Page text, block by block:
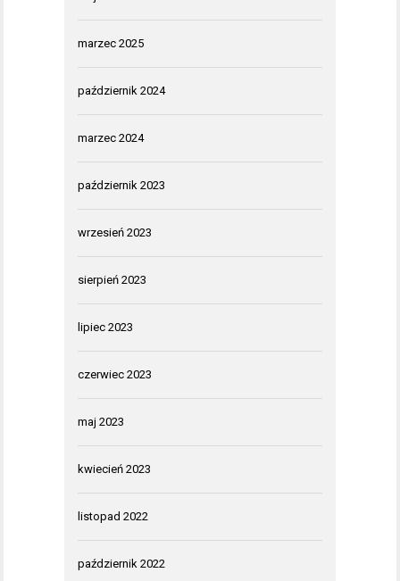
marzec 2025
październik 2024
marzec 2024
październik 2023
wrzesień 2023
sierpień 2023
lipiec 2023
czerwiec 2023
maj 2023
kwiecień 2023
listopad 2022
październik 2022